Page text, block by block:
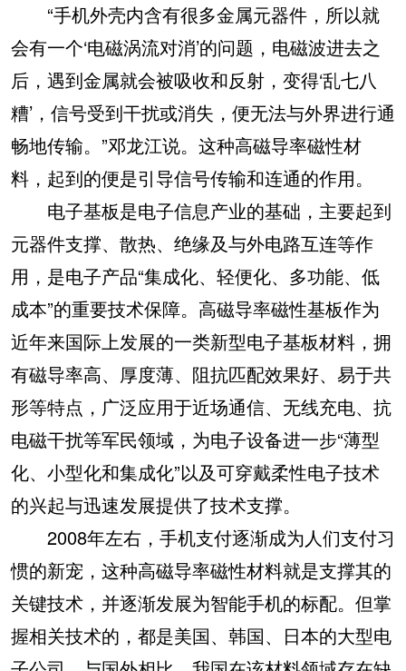
“手机外壳内含有很多金属元器件，所以就
会有一个‘电磁涡流对消’的问题，电磁波进去之
后，遇到金属就会被吸收和反射，变得‘乱七八
糟’，信号受到干扰或消失，便无法与外界进行通
畅地传输。”邓龙江说。这种高磁导率磁性材
料，起到的便是引导信号传输和连通的作用。
电子基板是电子信息产业的基础，主要起到
元器件支撑、散热、绝缘及与外电路互连等作
用，是电子产品“集成化、轻便化、多功能、低
成本”的重要技术保障。高磁导率磁性基板作为
近年来国际上发展的一类新型电子基板材料，拥
有磁导率高、厚度薄、阻抗匹配效果好、易于共
形等特点，广泛应用于近场通信、无线充电、抗
电磁干扰等军民领域，为电子设备进一步“薄型
化、小型化和集成化”以及可穿戴柔性电子技术
的兴起与迅速发展提供了技术支撑。
2008年左右，手机支付逐渐成为人们支付习
惯的新宠，这种高磁导率磁性材料就是支撑其的
关键技术，并逐渐发展为智能手机的标配。但掌
握相关技术的，都是美国、韩国、日本的大型电